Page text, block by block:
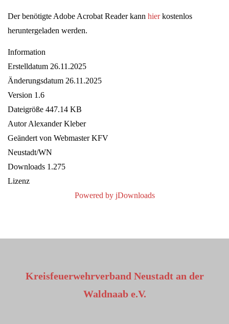
Der benötigte Adobe Acrobat Reader kann hierkostenlos
heruntergeladen werden.
Information
Erstelldatum 26.11.2025
Änderungsdatum 26.11.2025
Version 1.6
Dateigröße 447.14 KB
AutorAlexander Kleber
Geändert von Webmaster KFV
Neustadt/WN
Downloads 1.275
Lizenz
Powered by jDownloads
Kreisfeuerwehrverband Neustadt an der
Waldnaab e.V.